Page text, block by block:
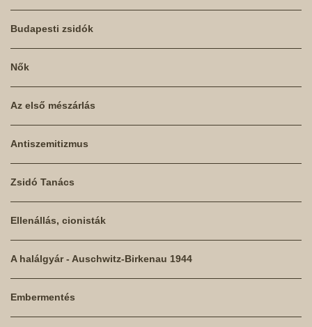
Budapesti zsidók
Nők
Az első mészárlás
Antiszemitizmus
Zsidó Tanács
Ellenállás, cionisták
A halálgyár - Auschwitz-Birkenau 1944
Embermentés